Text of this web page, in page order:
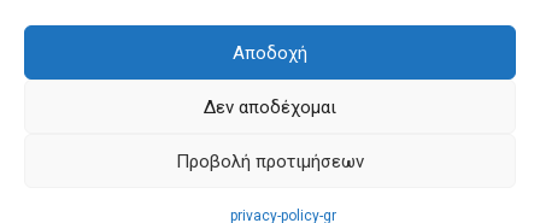
Αποδοχή
Δεν αποδέχομαι
Προβολή προτιμήσεων
privacy-policy-gr
Σφοδρές καταιγίδες στις
Φιλιππίνες – Νεκροί και
τμήμα της χώρας
ΠΟΛΙΤΙΣΜΟΣ
Παγκόσμια πρεμιέρα για
το Godzilla Minus Zero
Υόρκης